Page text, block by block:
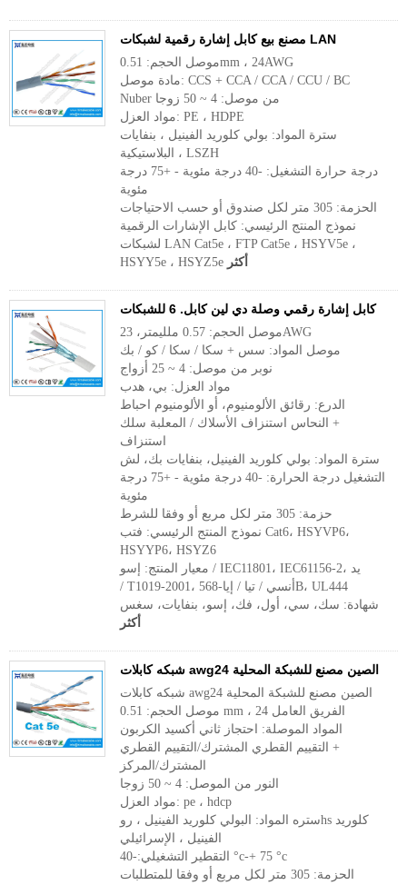
مصنع بيع كابل إشارة رقمية لشبكات LAN
موصل الحجم: 0.51mm ، 24AWG
مادة موصل: CCS + CCA / CCA / CCU / BC
Nuber من موصل: 4 ~ 50 زوجا
مواد العزل: PE ، HDPE
سترة المواد: بولي كلوريد الفينيل ، بنفايات
البلاستيكية ، LSZH
درجة حرارة التشغيل: -40 درجة مئوية - +75 درجة
مئوية
الحزمة: 305 متر لكل صندوق أو حسب الاحتياجات
نموذج المنتج الرئيسي: كابل الإشارات الرقمية
لشبكات LAN Cat5e ، FTP Cat5e ، HSYV5e ،
HSYY5e ، HSYZ5e أكثر
كابل إشارة رقمي وصلة دي لين كابل. 6 للشبكات
موصل الحجم: 0.57 ملليمتر، 23AWG
موصل المواد: سس + سكا / سكا / كو / بك
نوبر من موصل: 4 ~ 25 أزواج
مواد العزل: بي، هدب
الدرع: رقائق الألومنيوم، أو الألومنيوم احباط
+ النحاس استنزاف الأسلاك / المعلبة سلك
استنزاف
سترة المواد: بولي كلوريد الفينيل، بنفايات بك، لش
التشغيل درجة الحرارة: -40 درجة مئوية - +75 درجة
مئوية
حزمة: 305 متر لكل مربع أو وفقا للشرط
نموذج المنتج الرئيسي: فتب Cat6، HSYVP6،
HSYYP6، HSYZ6
معيار المنتج: إسو / IEC11801، IEC61156-2، يد
/ T1019-2001، أنسي / تيا / إيا-568B، UL444
شهادة: سك، سي، أول، فك، إسو، بنفايات، سغس
أكثر
شبكه كابلات awg24 الصين مصنع للشبكة المحلية
شبكه كابلات awg24 الصين مصنع للشبكة المحلية
موصل الحجم: 0.51 mm ، 24 الفريق العامل
المواد الموصلة: احتجاز ثاني أكسيد الكربون
+ التقييم القطري المشترك/التقييم القطري
المشترك/المركز
النور من الموصل: 4 ~ 50 زوجا
مواد العزل: pe ، hdcp
ستره المواد: البولي كلوريد الفينيل ، روhs كلوريد
الفينيل ، الإسرائيلي
التقطير التشغيلي:-40 °c-+ 75 °c
الحزمة: 305 متر لكل مربع أو وفقا للمتطلبات